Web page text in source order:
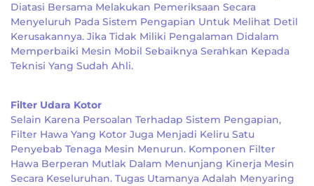
Diatasi Bersama Melakukan Pemeriksaan Secara
Menyeluruh Pada Sistem Pengapian Untuk Melihat Detil
Kerusakannya. Jika Tidak Miliki Pengalaman Didalam
Memperbaiki Mesin Mobil Sebaiknya Serahkan Kepada
Teknisi Yang Sudah Ahli.
Filter Udara Kotor
Selain Karena Persoalan Terhadap Sistem Pengapian,
Filter Hawa Yang Kotor Juga Menjadi Keliru Satu
Penyebab Tenaga Mesin Menurun. Komponen Filter
Hawa Berperan Mutlak Dalam Menunjang Kinerja Mesin
Secara Keseluruhan. Tugas Utamanya Adalah Menyaring